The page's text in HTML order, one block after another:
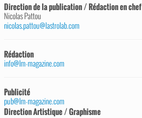
Direction de la publication / Rédaction en chef
Nicolas Pattou
nicolas.pattou@lastrolab.com
Rédaction
info@lm-magazine.com
Publicité
pub@lm-magazine.com
Direction Artistique / Graphisme